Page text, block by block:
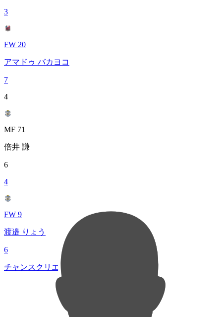
3
FW 20
アマドゥ バカヨコ
7
4
MF 71
倍井 謙
6
4
FW 9
渡邉 りょう
6
チャンスクリエイト総数